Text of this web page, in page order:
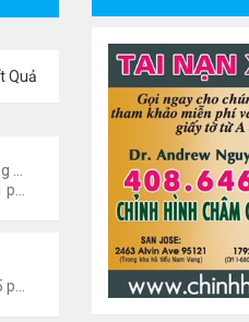
Quả
Đọc và nghe truyện Online
Văn Nghệ Hải Ngoại